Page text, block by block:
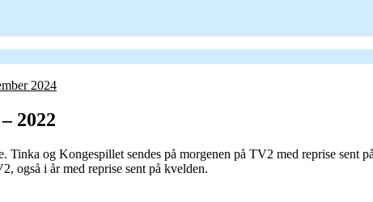
2024
2022
Tinka og Kongespillet sendes på morgenen på TV2 med reprise
også i år med reprise sent på kvelden.